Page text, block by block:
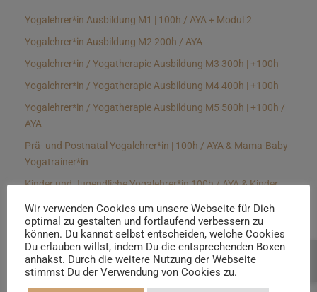
Yogalehrer*in Ausbildung M1 | 100h / AYA + Modul 2
Yogalehrer*in Ausbildung M2 200h / AYA
Yogalehrer*in / Yogatherapie Ausbildung M3 300h | +100h
Yogalehrer*in / Yogatherapie Ausbildung M4 400h | +100h
Yogalehrer*in / Yogatherapie Ausbildung M5 500h | +100h /
AYA
Prä- und Postnatal Yogalehrer*in | 100h / AYA & Mama-Baby-
Yogatrainer*in
Kinder und Jugendliche Yogalehrer*in 100h / AYA & Kinder
Yin Yogalehrer*in | 100 h & Faszientrainer*in
Hormon Yogalehrer*in / Yogatherapeut*in &
Stressmanagementtrainer*in | 70h
Wir verwenden Cookies um unsere Webseite für Dich
optimal zu gestalten und fortlaufend verbessern zu
können. Du kannst selbst entscheiden, welche Cookies
Du erlauben willst, indem Du die entsprechenden Boxen
anhakst. Durch die weitere Nutzung der Webseite
stimmst Du der Verwendung von Cookies zu.
Beratung buchen